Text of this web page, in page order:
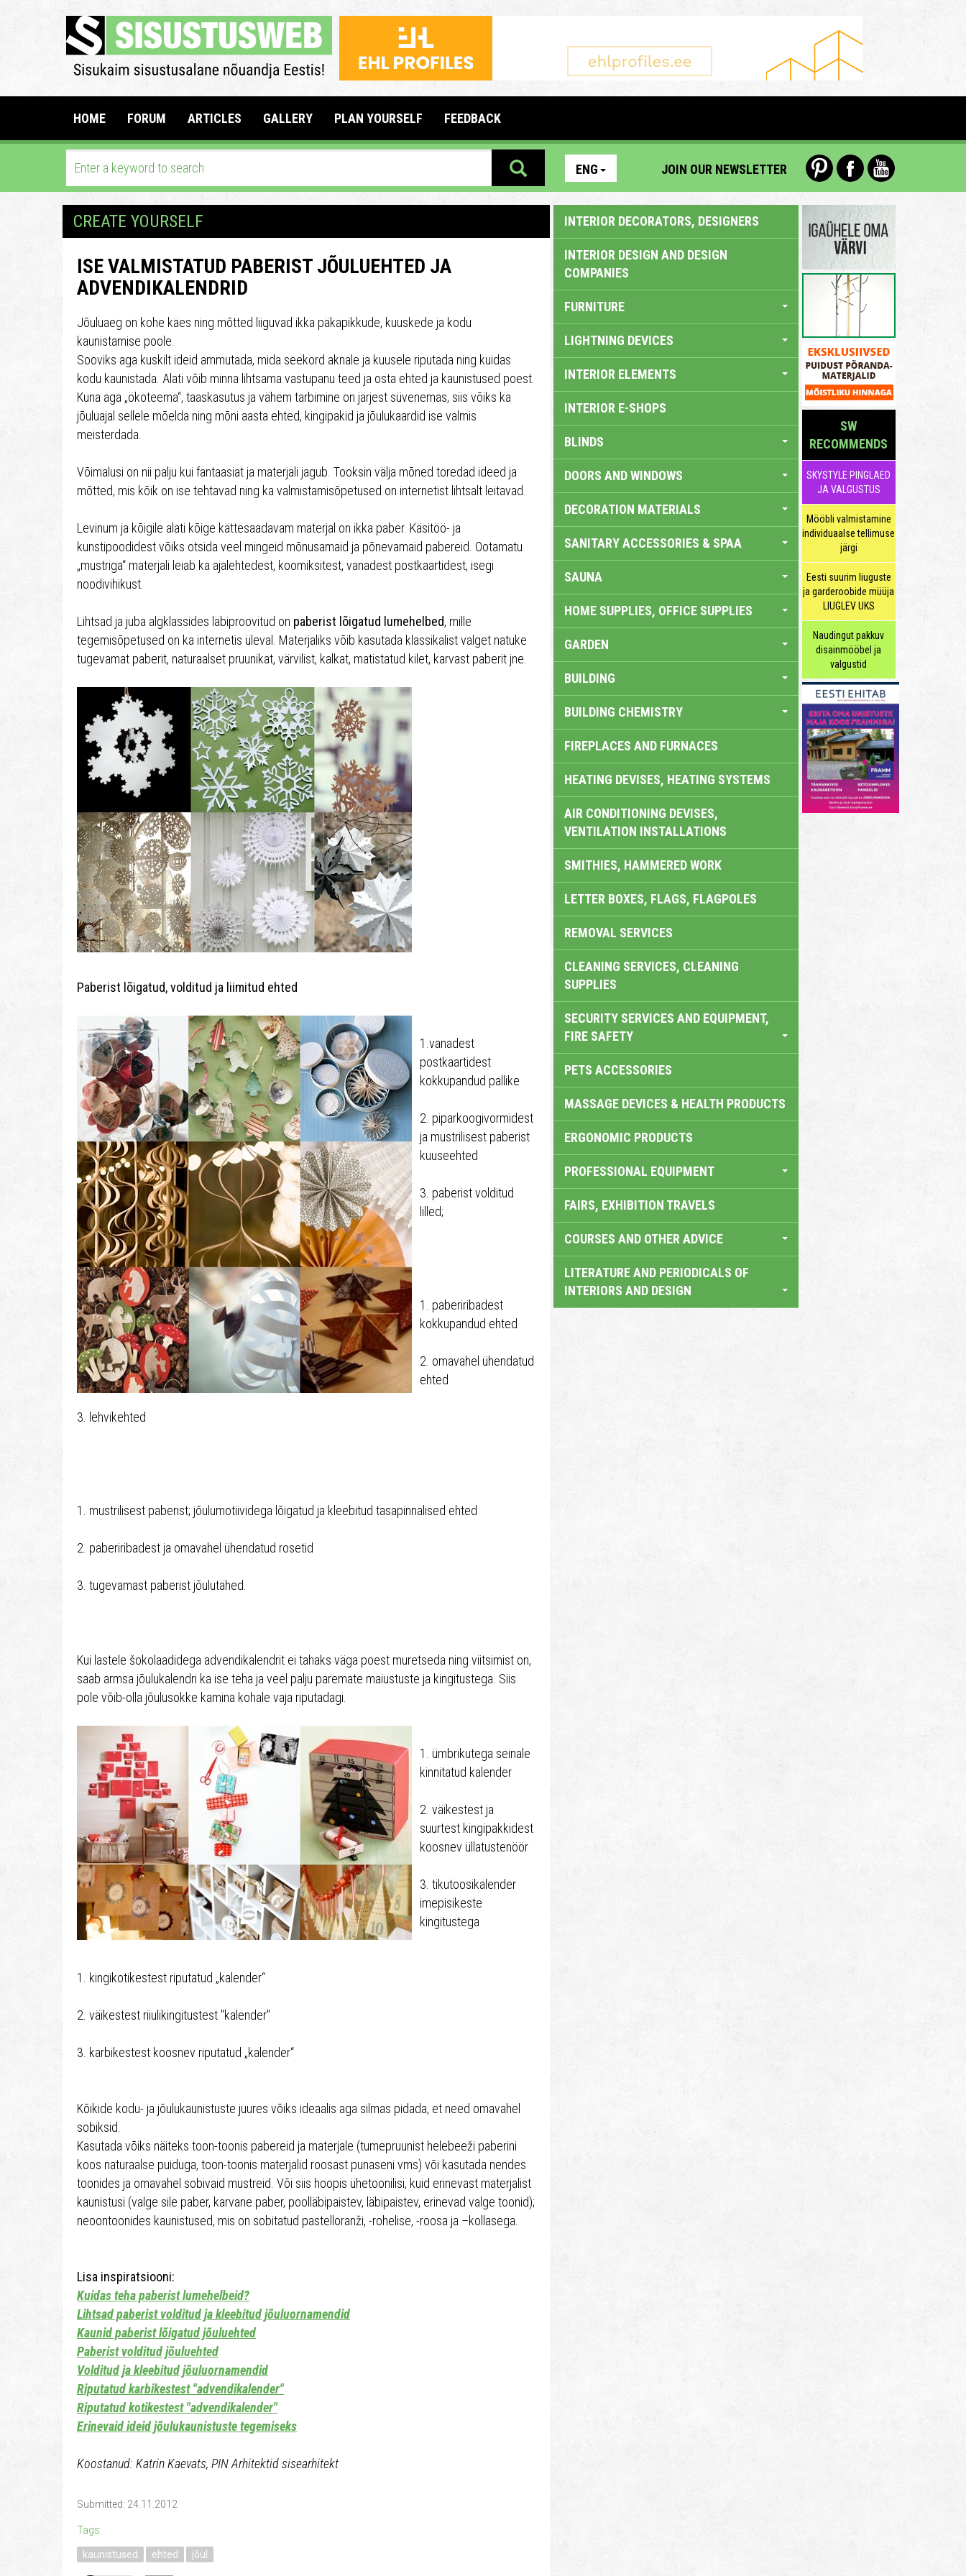
HOME FORUM ARTICLES GALLERY PLAN YOURSELF FEEDBACK
ENG JOIN OUR NEWSLETTER
CREATE YOURSELF
ISE VALMISTATUD PABERIST JÕULUEHTED JA
ADVENDIKALENDRID
Jõuluaeg on kohe käes ning mõtted liiguvad ikka päkapikkude, kuuskede ja kodu
kaunistamise poole.
Sooviks aga kuskilt ideid ammutada, mida seekord aknale ja kuusele riputada ning kuidas
kodu kaunistada. Alati võib minna lihtsama vastupanu teed ja osta ehted ja kaunistused poest.
Kuna aga „ökoteema“, taaskasutus ja vähem tarbimine on järjest süvenemas, siis võiks ka
jõuluajal sellele mõelda ning mõni aasta ehted, kingipakid ja jõulukaardid ise valmis
meisterdada.
Võimalusi on nii palju kui fantaasiat ja materjali jagub. Tooksin välja mõned toredad ideed ja
mõtted, mis kõik on ise tehtavad ning ka valmistamisõpetused on internetist lihtsalt leitavad.
Levinum ja kõigile alati kõige kättesaadavam materjal on ikka paber. Käsitöö- ja
kunstipoodidest võiks otsida veel mingeid mõnusamaid ja põnevamaid pabereid. Ootamatu
„mustriga“ materjali leiab ka ajalehtedest, koomiksitest, vanadest postkaartidest, isegi
noodivihikust.
Lihtsad ja juba algklassides läbiproovitud on paberist lõigatud lumehelbed, mille
tegemisõpetused on ka internetis üleval. Materjaliks võib kasutada klassikalist valget natuke
tugevamat paberit, naturaalset pruunikat, värvilist, kalkat, matistatud kilet, karvast paberit jne.
Paberist lõigatud, volditud ja liimitud ehted
1.vanadest
postkaartidest
kokkupandud pallike
2. piparkoogivormidest
ja mustrilisest paberist
kuuseehted
3. paberist volditud
lilled;
1. paberiribadest
kokkupandud ehted
2. omavahel ühendatud
ehted
3. lehvikehted
1. mustrilisest paberist; jõulumotiividega lõigatud ja kleebitud tasapinnalised ehted
2. paberiribadest ja omavahel ühendatud rosetid
3. tugevamast paberist jõulutähed.
Kui lastele šokolaadidega advendikalendrit ei tahaks väga poest muretseda ning viitsimist on,
saab armsa jõulukalendri ka ise teha ja veel palju paremate maiustuste ja kingitustega. Siis
pole võib-olla jõulusokke kamina kohale vaja riputadagi.
1. ümbrikutega seinale
kinnitatud kalender
2. väikestest ja
suurtest kingipakkidest
koosnev üllatustenöör
3. tikutoosikalender
imepisikeste
kingitustega
1. kingikotikestest riputatud „kalender“
2. väikestest riiulikingitustest "kalender"
3. karbikestest koosnev riputatud „kalender“
Kõikide kodu- ja jõulukaunistuste juures võiks ideaalis aga silmas pidada, et need omavahel
sobiksid.
Kasutada võiks näiteks toon-toonis pabereid ja materjale (tumepruunist helebeeži paberini
koos naturaalse puiduga, toon-toonis materjalid roosast punaseni vms) või kasutada nendes
toonides ja omavahel sobivaid mustreid. Või siis hoopis ühetoonilisi, kuid erinevast materjalist
kaunistusi (valge sile paber, karvane paber, poolläbipaistev, läbipaistev, erinevad valge toonid);
neoontoonides kaunistused, mis on sobitatud pastelloranži, -rohelise, -roosa ja –kollasega.
Lisa inspiratsiooni:
Kuidas teha paberist lumehelbeid?
Lihtsad paberist volditud ja kleebitud jõuluornamendid
Kaunid paberist lõigatud jõuluehted
Paberist volditud jõuluehted
Volditud ja kleebitud jõuluornamendid
Riputatud karbikestest "advendikalender"
Riputatud kotikestest "advendikalender"
Erinevaid ideid jõulukaunistuste tegemiseks
Koostanud: Katrin Kaevats, PIN Arhitektid sisearhitekt
Submitted: 24.11.2012
Tags:
kaunistused ehted jõul
INTERIOR DECORATORS, DESIGNERS
INTERIOR DESIGN AND DESIGN
COMPANIES
FURNITURE
LIGHTNING DEVICES
INTERIOR ELEMENTS
INTERIOR E-SHOPS
BLINDS
DOORS AND WINDOWS
DECORATION MATERIALS
SANITARY ACCESSORIES & SPAA
SAUNA
HOME SUPPLIES, OFFICE SUPPLIES
GARDEN
BUILDING
BUILDING CHEMISTRY
FIREPLACES AND FURNACES
HEATING DEVISES, HEATING SYSTEMS
AIR CONDITIONING DEVISES,
VENTILATION INSTALLATIONS
SMITHIES, HAMMERED WORK
LETTER BOXES, FLAGS, FLAGPOLES
REMOVAL SERVICES
CLEANING SERVICES, CLEANING
SUPPLIES
SECURITY SERVICES AND EQUIPMENT,
FIRE SAFETY
PETS ACCESSORIES
MASSAGE DEVICES & HEALTH PRODUCTS
ERGONOMIC PRODUCTS
PROFESSIONAL EQUIPMENT
FAIRS, EXHIBITION TRAVELS
COURSES AND OTHER ADVICE
LITERATURE AND PERIODICALS OF
INTERIORS AND DESIGN
SW
RECOMMENDS
SKYSTYLE PINGLAED
JA VALGUSTUS
Mööbli valmistamine
individuaalse tellimuse
järgi
Eesti suurim liuguste
ja garderoobide müüja
LIUGLEV UKS
Naudingut pakkuv
disainmööbel ja
valgustid